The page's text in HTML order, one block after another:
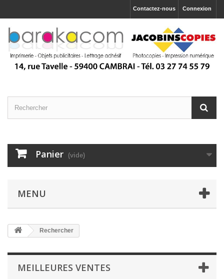
Connexion
Contactez-nous
Panier (vide)
MENU
Rechercher
MEILLEURES VENTES